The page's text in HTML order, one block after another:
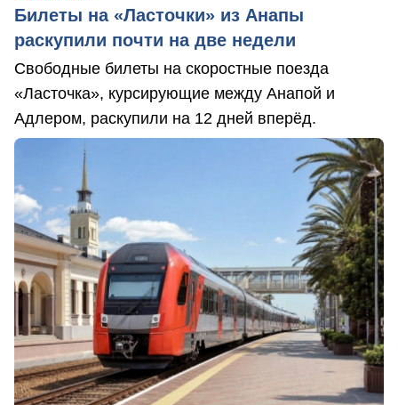
Билеты на «Ласточки» из Анапы
раскупили почти на две недели
Свободные билеты на скоростные поезда
«Ласточка», курсирующие между Анапой и
Адлером, раскупили на 12 дней вперёд.